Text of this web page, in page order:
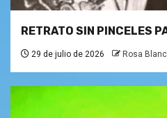
RETRATO SIN PINCELES
29 de julio de 2026 Rosa